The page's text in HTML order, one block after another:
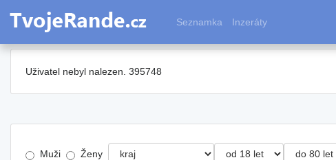
Seznamka Inzeráty
Uživatel nebyl nalezen. 395748
Muži Ženy